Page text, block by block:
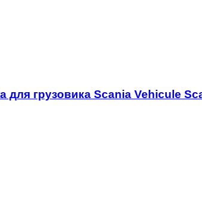
для грузовика Scania Vehicule